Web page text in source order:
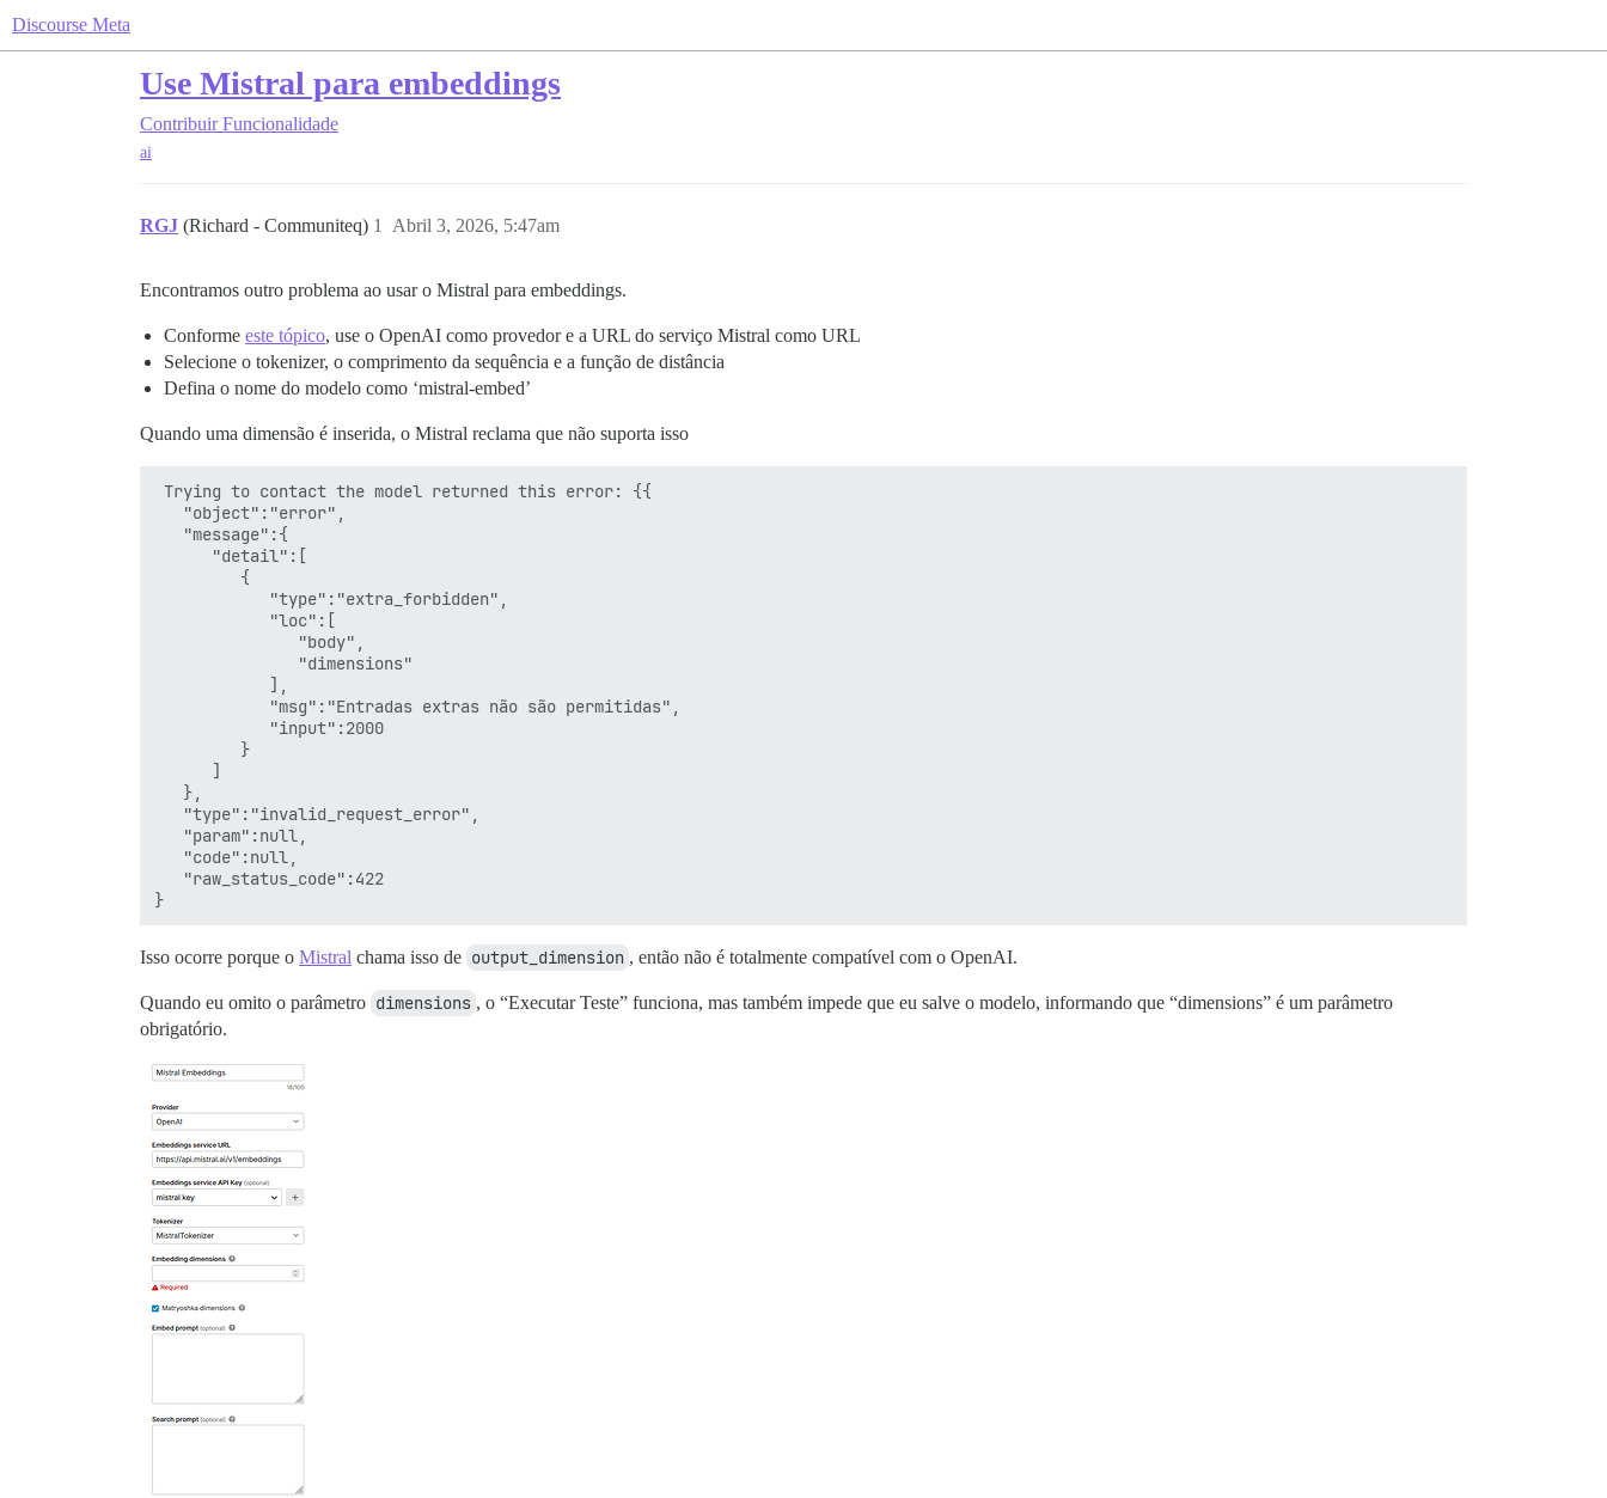
Discourse Meta
Use Mistral para embeddings
Contribuir Funcionalidade
ai
RGJ (Richard - Communiteq) Abril 3, 2026, 5:47am
1
Encontramos outro problema ao usar o Mistral para embeddings.
Conforme este tópico, use o OpenAI como provedor e a URL do serviço Mistral como URL
Selecione o tokenizer, o comprimento da sequência e a função de distância
Defina o nome do modelo como ‘mistral-embed’
Quando uma dimensão é inserida, o Mistral reclama que não suporta isso
Trying to contact the model returned this error: {{
   "object":"error",
   "message":{
      "detail":[
         {
            "type":"extra_forbidden",
            "loc":[
               "body",
               "dimensions"
            ],
            "msg":"Entradas extras não são permitidas",
            "input":2000
         }
      ]
   },
   "type":"invalid_request_error",
   "param":null,
   "code":null,
   "raw_status_code":422
Isso ocorre porque o Mistral chama isso de output_dimension , então não é totalmente compatível com o OpenAI.
Quando eu omito o parâmetro dimensions , o “Executar Teste” funciona, mas também impede que eu salve o modelo, informando que “dimensions” é um parâmetro
obrigatório.